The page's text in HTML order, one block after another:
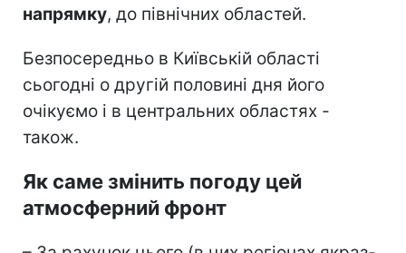
напрямку, до північних областей.
Безпосередньо в Київській області
сьогодні о другій половині дня його
очікуємо і в центральних областях -
також.
Як саме змінить погоду цей
атмосферний фронт